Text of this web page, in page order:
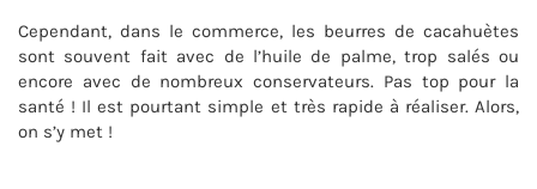
Cependant, dans le commerce, les beurres de cacahuètes
sont souvent fait avec de l’huile de palme, trop salés ou
encore avec de nombreux conservateurs. Pas top pour la
santé ! Il est pourtant simple et très rapide à réaliser. Alors,
on s’y met !